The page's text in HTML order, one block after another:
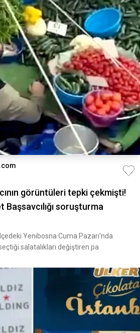
görüntüleri tepki çekmişti!
soruşturma
Yenibosna Cuma Pazarı'nda
salatalıkları değiştiren pa